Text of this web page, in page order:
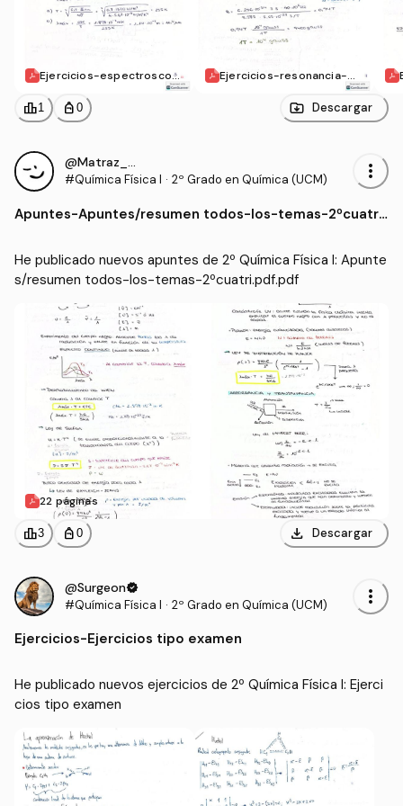
Ejercicios-espectroscopi
Ejercicios-resonancia-m
leaderboard1 personal_bag 0 Descargar
@Matraz_erlen
#Química Física I · 2º Grado en Química (UCM) more_vert
Apuntes-Apuntes/resumen todos-los-temas-2ºcuatri.
He publicado nuevos apuntes de 2º Química Física I: Apunte
s/resumen todos-los-temas-2ºcuatri.pdf.pdf
22 páginas
leaderboard3 personal_bag 0 download Descargar
@Surgeonverified
#Química Física I · 2º Grado en Química (UCM) more_vert
Ejercicios-Ejercicios tipo examen
He publicado nuevos ejercicios de 2º Química Física I: Ejerci
cios tipo examen